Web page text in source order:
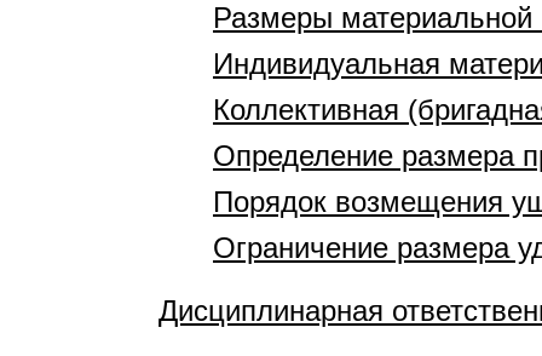
Размеры материальной
Индивидуальная
Коллективная
Определение размера
Порядок возмещения
Ограничение размера
Дисциплинарная